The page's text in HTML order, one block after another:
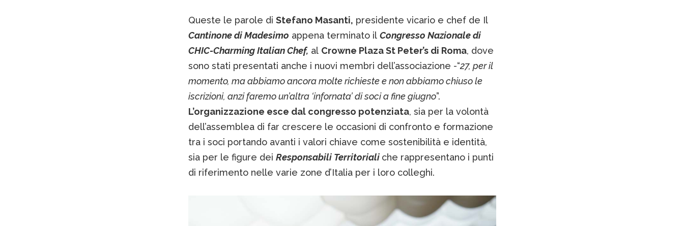
Queste le parole di Stefano Masanti, presidente vicario e chef de Il
Cantinone di Madesimo appena terminato il Congresso Nazionale di
CHIC-Charming Italian Chef, al Crowne Plaza St Peter’s di Roma, dove
sono stati presentati anche i nuovi membri dell’associazione -“27, per il
momento, ma abbiamo ancora molte richieste e non abbiamo chiuso le
iscrizioni, anzi faremo un’altra ‘infornata’ di soci a fine giugno”.
L’organizzazione esce dal congresso potenziata, sia per la volontà
dell’assemblea di far crescere le occasioni di confronto e formazione
tra i soci portando avanti i valori chiave come sostenibilità e identità,
sia per le figure dei Responsabili Territoriali che rappresentano i punti
di riferimento nelle varie zone d’Italia per i loro colleghi.